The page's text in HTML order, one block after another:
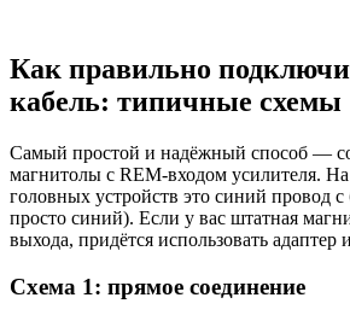
Как правильно
кабель: типичные схемы
Самый простой и надёжный способ —
магнитолы с REM-входом усилителя.
головных устройств это синий провод
просто синий). Если у вас штатная
выхода, придётся использовать адаптер
Схема 1: прямое соединение